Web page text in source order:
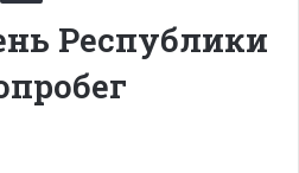
Республики